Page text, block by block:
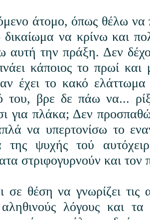
άτομο, όπως θέλω να
να κρίνω και
αυτή την πράξη. Δεν
κάποιος το πρωί
έχει το κακό ελάττωμα
του, βρε δε πάω να...
για πλάκα; Δεν
να υπερτονίσω το
της ψυχής τού
στριφογυρνούν και τον
σε θέση να γνωρίζει τις
λόγους και τα